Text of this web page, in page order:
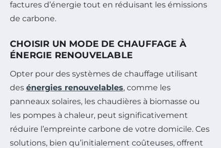
factures d’énergie tout en réduisant les émissions
de carbone.
CHOISIR UN MODE DE CHAUFFAGE À
ÉNERGIE RENOUVELABLE
Opter pour des systèmes de chauffage utilisant
des énergies renouvelables, comme les
panneaux solaires, les chaudières à biomasse ou
les pompes à chaleur, peut significativement
réduire l’empreinte carbone de votre domicile. Ces
solutions, bien qu’initialement coûteuses, offrent